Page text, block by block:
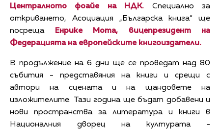
Централното фоайе на НДК. Специално за
откриването, Асоциация „Българска книга“ ще
посреща
Енрике Мота, вицепрезидент на
Федерацията на европейските книгоиздатели.
В продължение на 6 дни ще се проведат над 80
събития - представяния на книги и срещи с
автори на сцената и на щандовете на
изложителите. Тази година ще бъдат добавени и
нови пространства за литература и книги в
Националния дворец на културата -